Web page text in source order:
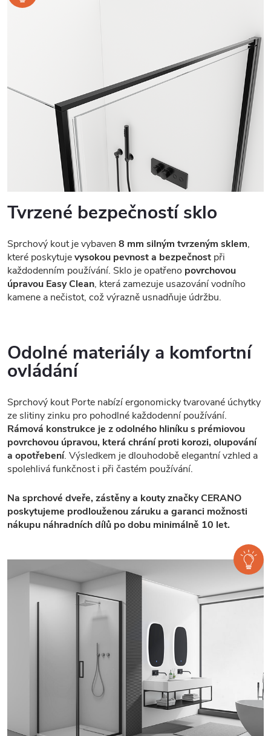
Tvrzené bezpečností sklo
Sprchový kout je vybaven 8 mm silným tvrzeným sklem,
které poskytujevysokou pevnost a bezpečnost při
každodenním používání. Sklo je opatřeno povrchovou
úpravou Easy Clean, která zamezuje usazování vodního
kamene a nečistot, což výrazně usnadňuje údržbu.
Odolné materiály a komfortní
ovládání
Sprchový kout Porte nabízí ergonomicky tvarované úchytky
ze slitiny zinku pro pohodlné každodenní používání.
Rámová konstrukce je z odolného hliníku s prémiovou
povrchovou úpravou, která chrání proti korozi, olupování
a opotřebení. Výsledkem je dlouhodobě elegantní vzhled a
spolehlivá funkčnost i při častém používání.
Na sprchové dveře, zástěny a kouty značky CERANO
poskytujeme prodlouženou záruku a garanci možnosti
nákupu náhradních dílů po dobu minimálně 10 let.